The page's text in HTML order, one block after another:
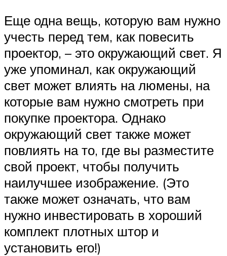
Еще одна вещь, которую вам нужно
учесть перед тем, как повесить
проектор, – это окружающий свет. Я
уже упоминал, как окружающий
свет может влиять на люмены, на
которые вам нужно смотреть при
покупке проектора. Однако
окружающий свет также может
повлиять на то, где вы разместите
свой проект, чтобы получить
наилучшее изображение. (Это
также может означать, что вам
нужно инвестировать в хороший
комплект плотных штор и
установить его!)